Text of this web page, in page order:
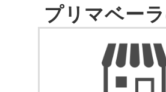
プリマベー